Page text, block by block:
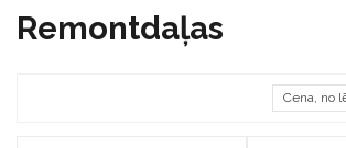
Remontdaļas
Cena, no